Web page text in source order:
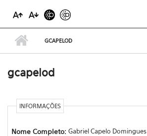
GCAPELOD
gcapelod
INFORMAÇÕES
Nome Completo: Gabriel Capelo Domingues